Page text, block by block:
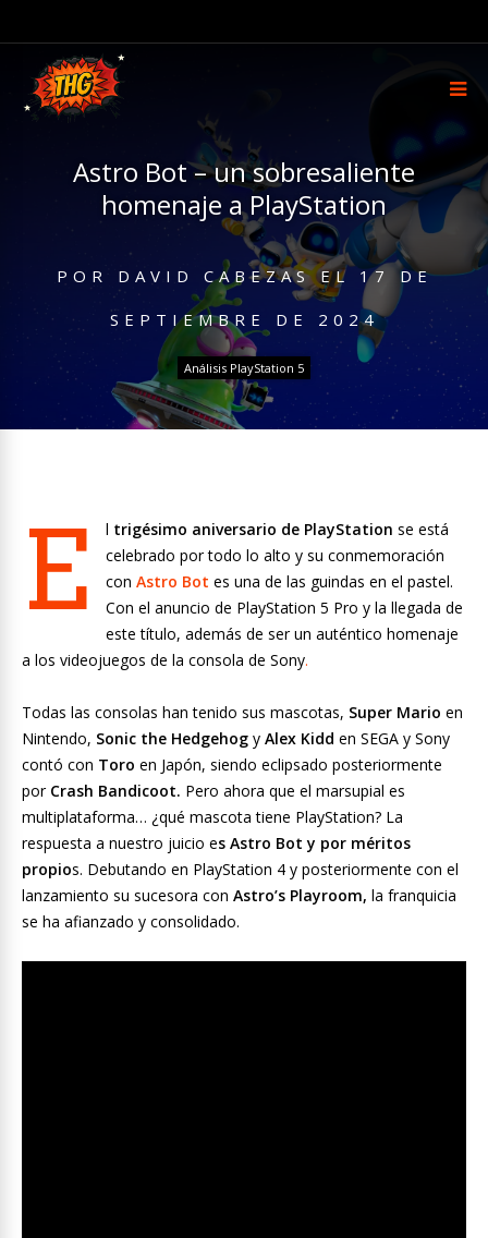
Astro Bot – un sobresaliente
homenaje a PlayStation
POR DAVID CABEZASEL 17 DE
SEPTIEMBRE DE 2024
Análisis PlayStation 5
E l trigésimo aniversario de PlayStation se está
celebrado por todo lo alto y su conmemoración
con Astro Bot es una de las guindas en el pastel.
Con el anuncio de PlayStation 5 Pro y la llegada de
este título, además de ser un auténtico homenaje
a los videojuegos de la consola de Sony.
Todas las consolas han tenido sus mascotas, Super Mario en
Nintendo, Sonic the Hedgehog y Alex Kidd en SEGA y Sony
contó con Toro en Japón, siendo eclipsado posteriormente
por Crash Bandicoot. Pero ahora que el marsupial es
multiplataforma… ¿qué mascota tiene PlayStation? La
respuesta a nuestro juicio es Astro Bot y por méritos
propios. Debutando en PlayStation 4 y posteriormente con el
lanzamiento su sucesora con Astro’s Playroom, la franquicia
se ha afianzado y consolidado.